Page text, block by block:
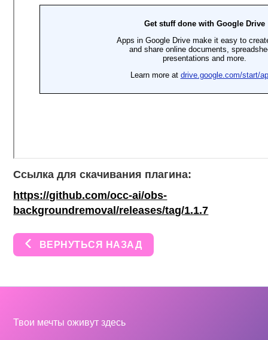
Ссылка для скачивания плагина:
https://github.com/occ-ai/obs-
backgroundremoval/releases/tag/1.1.7
ВЕРНУТЬСЯ НАЗАД
Твои мечты оживут здесь